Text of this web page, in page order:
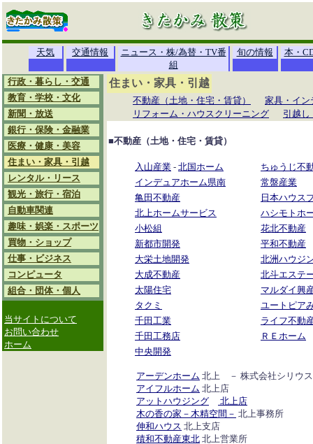
天気 交通情報
ニュース・株/為替・TV番
組
旬の情報 本・
行政・暮らし・交通
教育・学校・文化
新聞・放送
銀行・保険・金融業
医療・健康・美容
住まい・家具・引越
レンタル・リース
観光・旅行・宿泊
自動車関連
趣味・娯楽・スポーツ
買物・ショップ
仕事・ビジネス
コンピュータ
組合・団体・個人
当サイトについて
お問い合わせ
ホーム
住まい・家具・引越
不動産（土地・住宅・賃貸）
家具・イン
リフォーム・ハウスクリーニング
引越し
■不動産（土地・住宅・賃貸）
入山産業 - 北国ホーム
インデュアホーム県南
亀田不動産
北上ホームサービス
小松組
新都市開発
大栄土地開発
大成不動産
太陽住宅
タクミ
千田工業
千田工務店
中央開発
ちゅうじ不
常盤産業
日本ハウス
ハシモトホ
花北不動産
平和不動産
北洲ハウジ
北斗エステ
マルダイ興
ユートピア
ライフ不動
ＲＥホーム
アーデンホーム 北上 － 株式会社シリウス
アイフルホーム 北上店
アットハウジング
北上店
木の香の家－木精空間－ 北上事務所
伸和ハウス 北上支店
積和不動産東北 北上営業所